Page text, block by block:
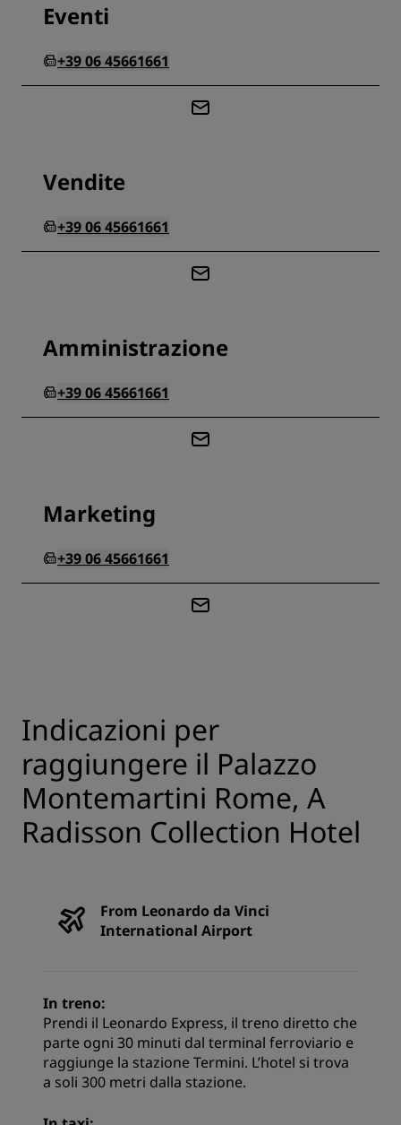
Eventi
+39 06 45661661
Vendite
+39 06 45661661
Amministrazione
+39 06 45661661
Marketing
+39 06 45661661
Indicazioni per
raggiungere il Palazzo
Montemartini Rome, A
Radisson Collection Hotel
From Leonardo da Vinci
International Airport
In treno:
Prendi il Leonardo Express, il treno diretto che
parte ogni 30 minuti dal terminal ferroviario e
raggiunge la stazione Termini. L’hotel si trova
a soli 300 metri dalla stazione.